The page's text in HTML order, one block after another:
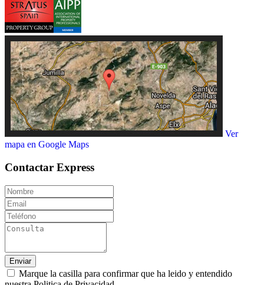
Ver
mapa en Google Maps
Contactar Express
Enviar
Marque la casilla para confirmar que ha leido y entendido